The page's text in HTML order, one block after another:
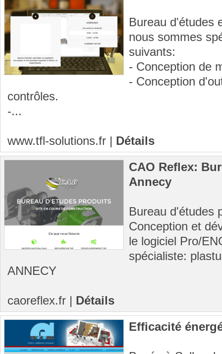
Bureau d'études
nous sommes
suivants:
- Conception de
- Conception
contrôles.
-...
www.tfl-solutions.fr | Détails
CAO Reflex:
Annecy
Bureau d'études
Conception et
le logiciel Pro/
spécialiste:
ANNECY
caoreflex.fr | Détails
Efficacité